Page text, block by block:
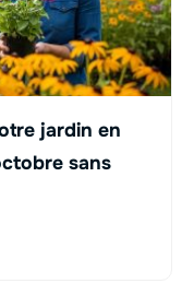
jardin en
sans